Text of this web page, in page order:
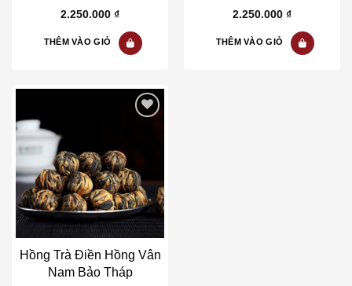
5.00out of
2.250.000 ₫
THÊM VÀO GIỎ
5.00out of
2.250.000 ₫
THÊM VÀO GIỎ
Add to wishlist
Hồng Trà Điền Hồng Vân
Nam Bảo Tháp